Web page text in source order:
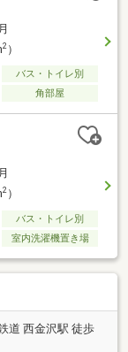
2）
バス・トイレ別
角部屋
2）
バス・トイレ別
室内洗濯機置き場
道 西金沢駅 徒歩